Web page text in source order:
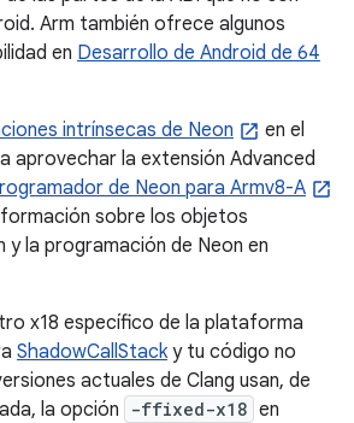
Arm también ofrece algunos
en Desarrollo de Android de 64
intrínsecas de Neon
en el
aprovechar la extensión Advanced
de Neon para Armv8-A
sobre los objetos
y la programación de Neon en
x18 específico de la plataforma
ShadowCallStacky tu código no
actuales de Clang usan, de
la opción
-ffixed-x18 en